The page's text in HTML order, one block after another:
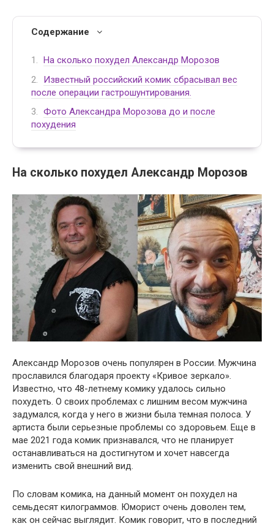
Содержание
На сколько похудел Александр Морозов
Известный российский комик сбрасывал вес
после операции гастрошунтирования.
Фото Александра Морозова до и после
похудения
На сколько похудел Александр Морозов
Александр Морозов очень популярен в России. Мужчина
прославился благодаря проекту «Кривое зеркало».
Известно, что 48-летнему комику удалось сильно
похудеть. О своих проблемах с лишним весом мужчина
задумался, когда у него в жизни была темная полоса. У
артиста были серьезные проблемы со здоровьем. Еще в
мае 2021 года комик признавался, что не планирует
останавливаться на достигнутом и хочет навсегда
изменить свой внешний вид.
По словам комика, на данный момент он похудел на
семьдесят килограммов. Юморист очень доволен тем,
как он сейчас выглядит. Комик говорит, что в последний